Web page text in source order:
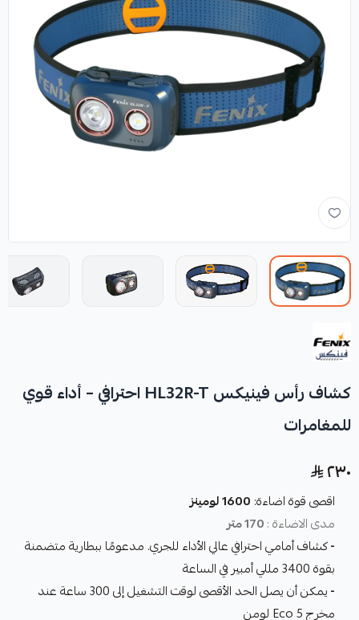
كشاف رأس فينيكس HL32R-T احترافي – أداء قوي
للمغامرات
٢٣٠
اقصى قوة اضاءة: 1600 لومينز
مدى الاضاءة :
-كشاف أمامي احترافي عالي الأداء للجري. مدعومًا ببطارية متضمنة
بقوة 3400 مللي أمبير في الساعة
-
يمكن أن يصل الحد الأقصى لوقت التشغيل إلى 300 ساعة عند
مخرج Eco 5 لومن